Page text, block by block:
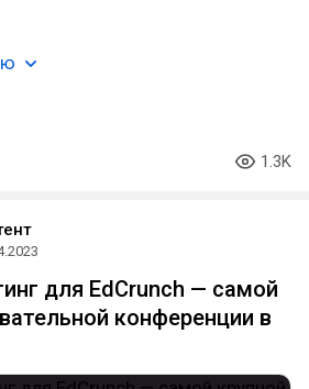
1.3K
для EdCrunch — самой
конференции в